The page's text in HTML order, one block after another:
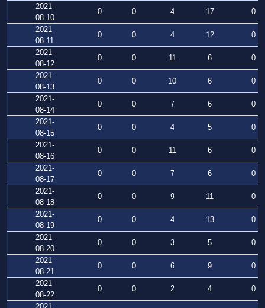
2021-
08-10
0 0 4 17
0
2021-
08-11
0 0 4 12
0
2021-
08-12
0 0 11 6
0
2021-
08-13
0 0 10 6
0
2021-
08-14
0 0 7 6
0
2021-
08-15
0 0 4 5
0
2021-
08-16
0 0 11 6
0
2021-
08-17
0 0 7 6
0
2021-
08-18
0 0 9 11
0
2021-
08-19
0 0 4 13
0
2021-
08-20
0 0 3 5
0
2021-
08-21
0 0 6 9
0
2021-
08-22
0 0 2 4
0